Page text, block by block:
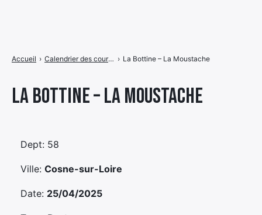
La Bottine – La Moustache
Accueil › Calendrier des courses › La Bottine – La Moustache
Dept: 58
Ville: Cosne-sur-Loire
Date: 25/04/2025
de
Élément
Élément